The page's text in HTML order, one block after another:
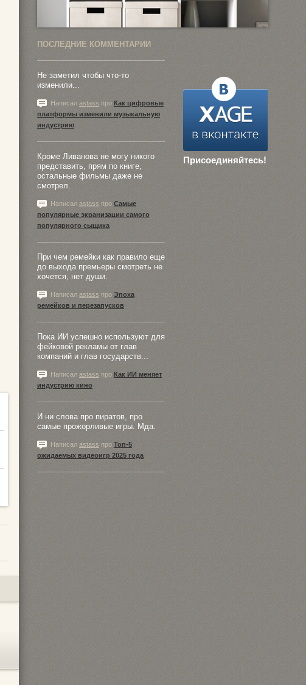
ПОСЛЕДНИЕ КОММЕНТАРИИ
Присоединяйтесь!
Не заметил чтобы что-то
изменили...
Написал astass про Как цифровые
платформы изменили музыкальную
индустрию
Кроме Ливанова не могу никого
представить, прям по книге,
остальные фильмы даже не
смотрел.
Написал astass про Самые
популярные экранизации самого
популярного сыщика
При чем ремейки как правило еще
до выхода премьеры смотреть не
хочется, нет души.
Написал astass про Эпоха
ремейков и перезапусков
Пока ИИ успешно используют для
фейковой рекламы от глав
компаний и глав государств...
Написал astass про Как ИИ меняет
индустрию кино
И ни слова про пиратов, про
самые прожорливые игры. Мда.
Написал astass про Топ-5
ожидаемых видеоигр 2025 года